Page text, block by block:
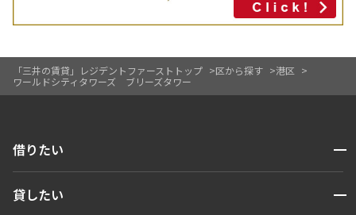
「三井の賃貸」レジデントファーストトップ 区から探す
港区
ワールドシティタワーズ ブリーズタワー
借りたい 開閉
人気エリアから探す
貸したい 開閉